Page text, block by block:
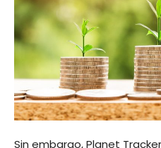
Sin embargo, Planet